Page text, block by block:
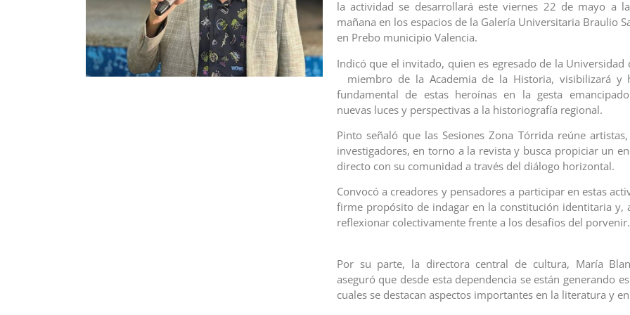
la actividad se desarrollará este viernes 22 de mayo a
mañana en los espacios de la Galería Universitaria Braulio
en Prebo municipio Valencia.
Indicó que el invitado, quien es egresado de la Universidad
miembro de la Academia de la Historia, visibilizará y
fundamental de estas heroínas en la gesta
nuevas luces y perspectivas a la historiografía regional.
Pinto señaló que las Sesiones Zona Tórrida reúne
investigadores, en torno a la revista y busca propiciar un
directo con su comunidad a través del diálogo horizontal.
Convocó a creadores y pensadores a participar en estas
firme propósito de indagar en la constitución identitaria y,
reflexionar colectivamente frente a los desafíos
Por su parte, la directora central de cultura, María
aseguró que desde esta dependencia se están generando
cuales se destacan aspectos importantes en la literatura y